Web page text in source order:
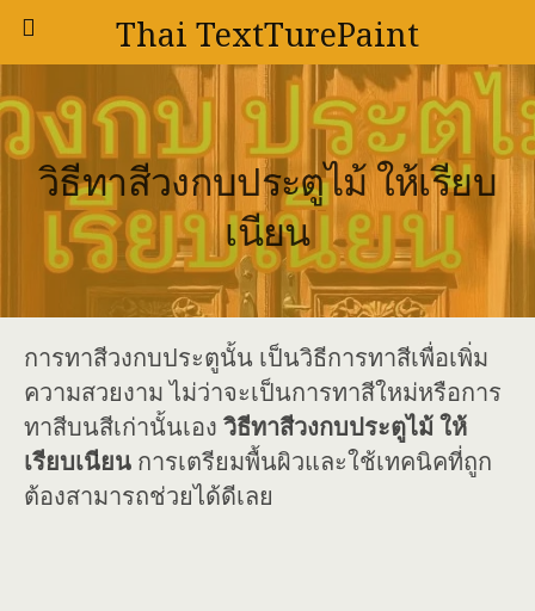
Thai TextTurePaint
วิธีทาสีวงกบประตูไม้ ให้เรียบ
เนียน
การทาสีวงกบประตูนั้น เป็นวิธีการทาสีเพื่อเพิ่ม
ความสวยงาม ไม่ว่าจะเป็นการทาสีใหม่หรือการ
ทาสีบนสีเก่านั้นเอง วิธีทาสีวงกบประตูไม้ ให้
เรียบเนียน การเตรียมพื้นผิวและใช้เทคนิคที่ถูก
ต้องสามารถช่วยได้ดีเลย